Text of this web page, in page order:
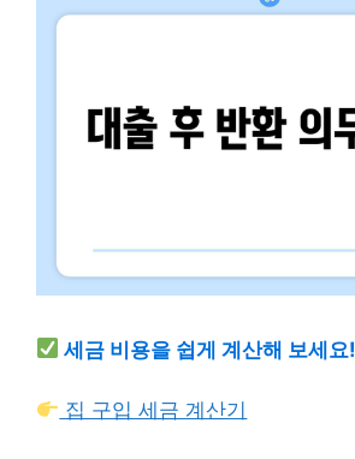
세금 비용을 쉽게 계산해 보세요!
집 구입 세금 계산기